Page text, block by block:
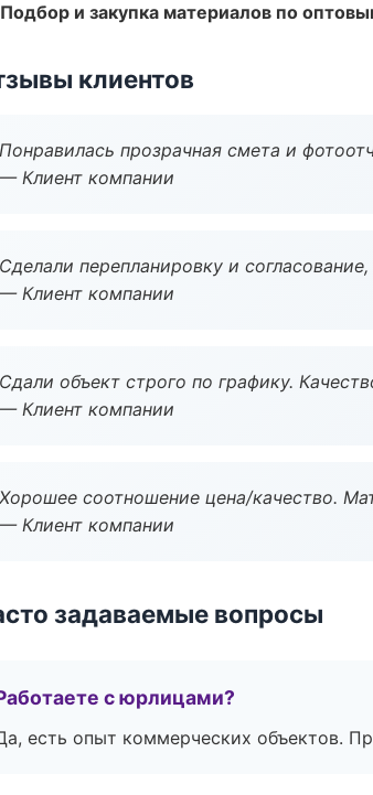
Подбор и закупка материалов по
клиентов
Понравилась прозрачная смета и
— Клиент компании
Сделали перепланировку и
— Клиент компании
Сдали объект строго по графику.
— Клиент компании
Хорошее соотношение цена/качество.
— Клиент компании
задаваемые вопросы
с юрлицами?
есть опыт коммерческих объектов.